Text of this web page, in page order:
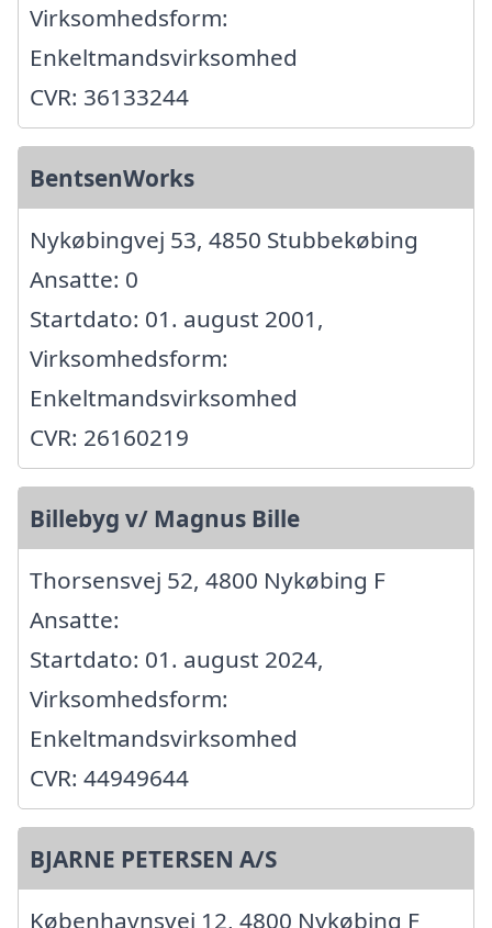
Virksomhedsform:
Enkeltmandsvirksomhed
CVR: 36133244
BentsenWorks
Nykøbingvej 53, 4850 Stubbekøbing
Ansatte: 0
Startdato: 01. august 2001,
Virksomhedsform:
Enkeltmandsvirksomhed
CVR: 26160219
Billebyg v/ Magnus Bille
Thorsensvej 52, 4800 Nykøbing F
Ansatte:
Startdato: 01. august 2024,
Virksomhedsform:
Enkeltmandsvirksomhed
CVR: 44949644
BJARNE PETERSEN A/S
Københavnsvej 12, 4800 Nykøbing F